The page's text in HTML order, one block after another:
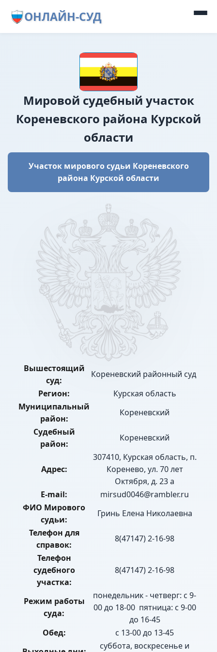
ОНЛАЙН-СУД
Мировой судебный участок
Кореневского района Курской
области
Участок мирового судьи Кореневского
района Курской области
Вышестоящий
суд:
Кореневский районный суд
Регион:
Курская область
Муниципальный
район:
Кореневский
Судебный
район:
Кореневский
Адрес:
307410, Курская область, п.
Коренево, ул. 70 лет
Октября, д. 23 а
E-mail:
mirsud0046@rambler.ru
ФИО Мирового
судьи:
Гринь Елена Николаевна
Телефон для
справок:
8(47147) 2-16-98
Телефон
судебного
участка:
8(47147) 2-16-98
Режим работы
суда:
понедельник - четверг: с 9-
00 до 18-00 пятница: с 9-00
до 16-45
Обед:
с 13-00 до 13-45
суббота, воскресенье и